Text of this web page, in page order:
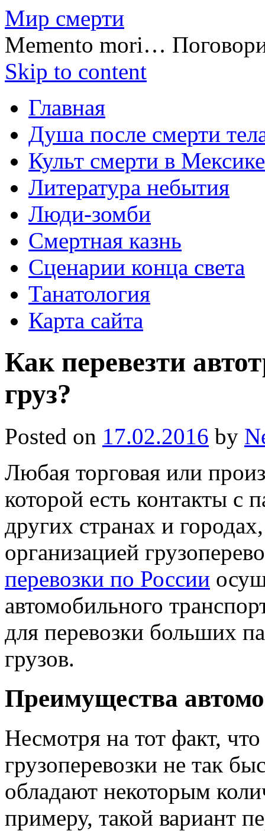
Мир смерти
Memento mori…
Skip to content
Главная
Душа после смерти
Культ смерти в Мексике
Литература небытия
Люди-зомби
Смертная казнь
Сценарии конца света
Танатология
Карта сайта
Как перевезти
груз?
Posted on 17.02.2016 by
Любая торговая или
которой есть контакты с
других странах и
организацией
перевозки по России
автомобильного
для перевозки больших
грузов.
Преимущества
Несмотря на тот факт,
грузоперевозки не так
обладают некоторым
примеру, такой вариант